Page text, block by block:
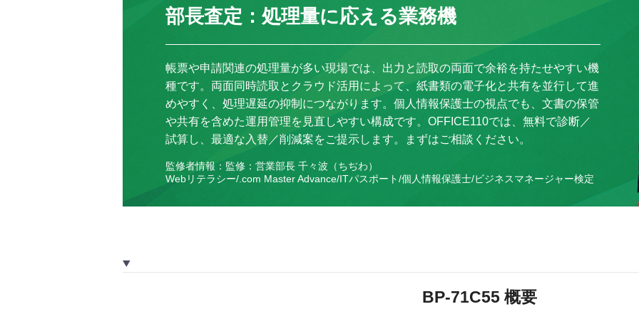
部長査定：処理量に応える業務機
帳票や申請関連の処理量が多い現場では、出力と読取の両面で余裕を持たせやすい機
種です。両面同時読取とクラウド活用によって、紙書類の電子化と共有を並行して進
めやすく、処理遅延の抑制につながります。個人情報保護士の視点でも、文書の保管
や共有を含めた運用管理を見直しやすい構成です。OFFICE110では、無料で診断／
試算し、最適な入替／削減案をご提示します。まずはご相談ください。
監修者情報：監修：営業部長 千々波（ちぢわ）
Webリテラシー/.com Master Advance/ITパスポート/個人情報保護士/ビジネスマネージャー検定
BP-71C55 概要